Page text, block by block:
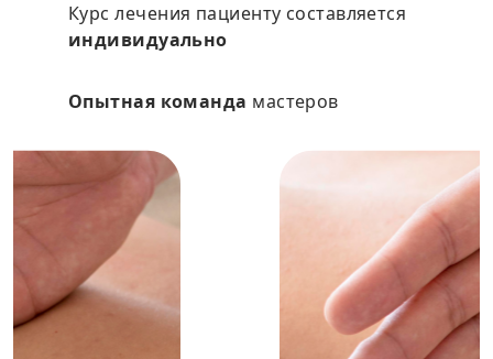
Курс лечения пациенту составляется
индивидуально
Опытная команда мастеров